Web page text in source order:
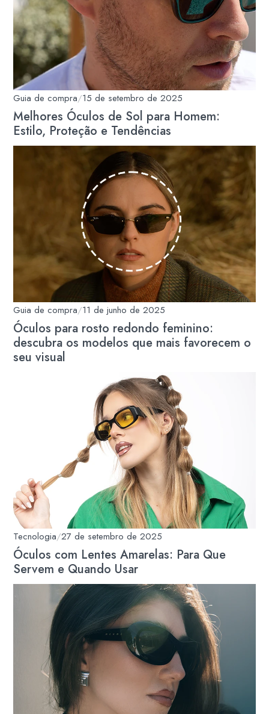
Guia de compra/15 de setembro de 2025
Melhores Óculos de Sol para Homem:
Estilo, Proteção e Tendências
Guia de compra/11 de junho de 2025
Óculos para rosto redondo feminino:
descubra os modelos que mais favorecem o
seu visual
Tecnologia/27 de setembro de 2025
Óculos com Lentes Amarelas: Para Que
Servem e Quando Usar